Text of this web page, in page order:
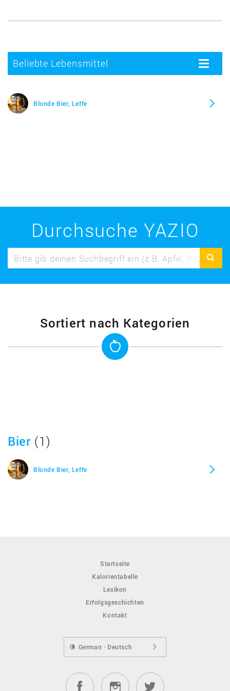
Beliebte Lebensmittel
Toggle
Blonde Bier, Leffe
Durchsuche YAZIO
Sortiert nach Kategorien
Bier (1)
Blonde Bier, Leffe
Startseite
Kalorientabelle
Lexikon
Erfolgsgeschichten
Kontakt
German · Deutsch